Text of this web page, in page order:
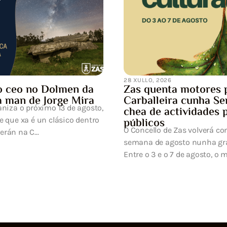
para a
Semana Cultural
para todos os
converter a primeira
UFD Informa: Estimado/a
efectuar los trabajos de
desarrollo de la red eléctrica